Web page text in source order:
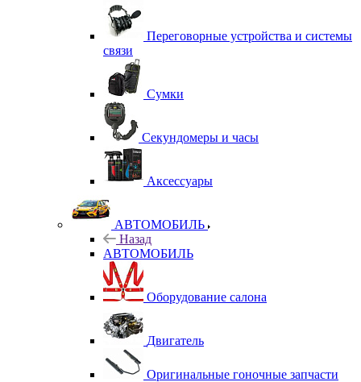
Переговорные устройства и системы
связи
Сумки
Секундомеры и часы
Аксессуары
АВТОМОБИЛЬ
Назад
АВТОМОБИЛЬ
Оборудование салона
Двигатель
Оригинальные гоночные запчасти